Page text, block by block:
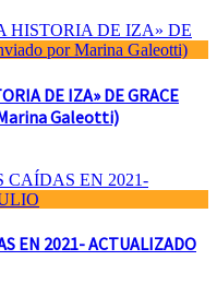
DE IZA» DE GRACE
Galeotti)
EN 2021- ACTUALIZADO